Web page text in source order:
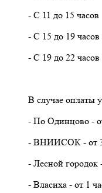
- С 11 до 15 часов
- С 15 до 19 часов
- С 19 до 22 часов
В случае оплаты
- По Одинцово -
- ВНИИСОК - от
- Лесной городок
- Власиха - от 1